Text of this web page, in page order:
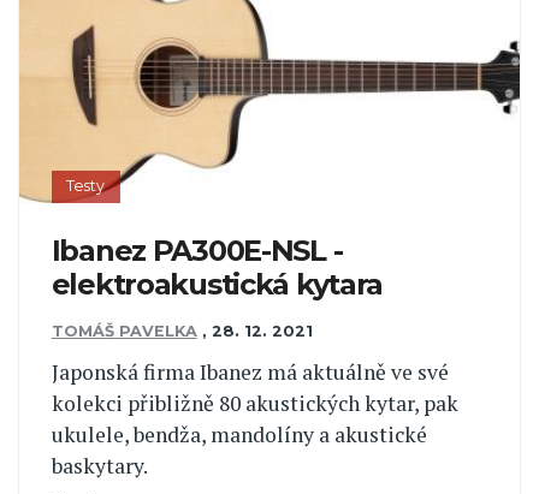
Testy
Ibanez PA300E-NSL -
elektroakustická kytara
TOMÁŠ PAVELKA , 28. 12. 2021
Japonská firma Ibanez má aktuálně ve své
kolekci přibližně 80 akustických kytar, pak
ukulele, bendža, mandolíny a akustické
baskytary.